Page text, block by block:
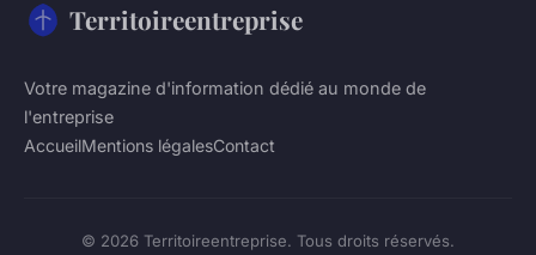
Territoireentreprise
Votre magazine d'information dédié au monde de
l'entreprise
AccueilMentions légalesContact
© 2026 Territoireentreprise. Tous droits réservés.